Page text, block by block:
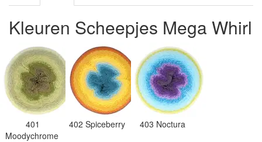
Kleuren Scheepjes Mega Whirl
401
Moodychrome
402 Spiceberry 403 Noctura